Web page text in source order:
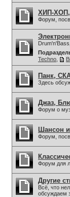
ХИП-
Форум,
Techno
Панк,
Здесь
Джаз,
Форум о
Шансон и
Форум,
Форум для
Другие
Всё, что
обсуждаем